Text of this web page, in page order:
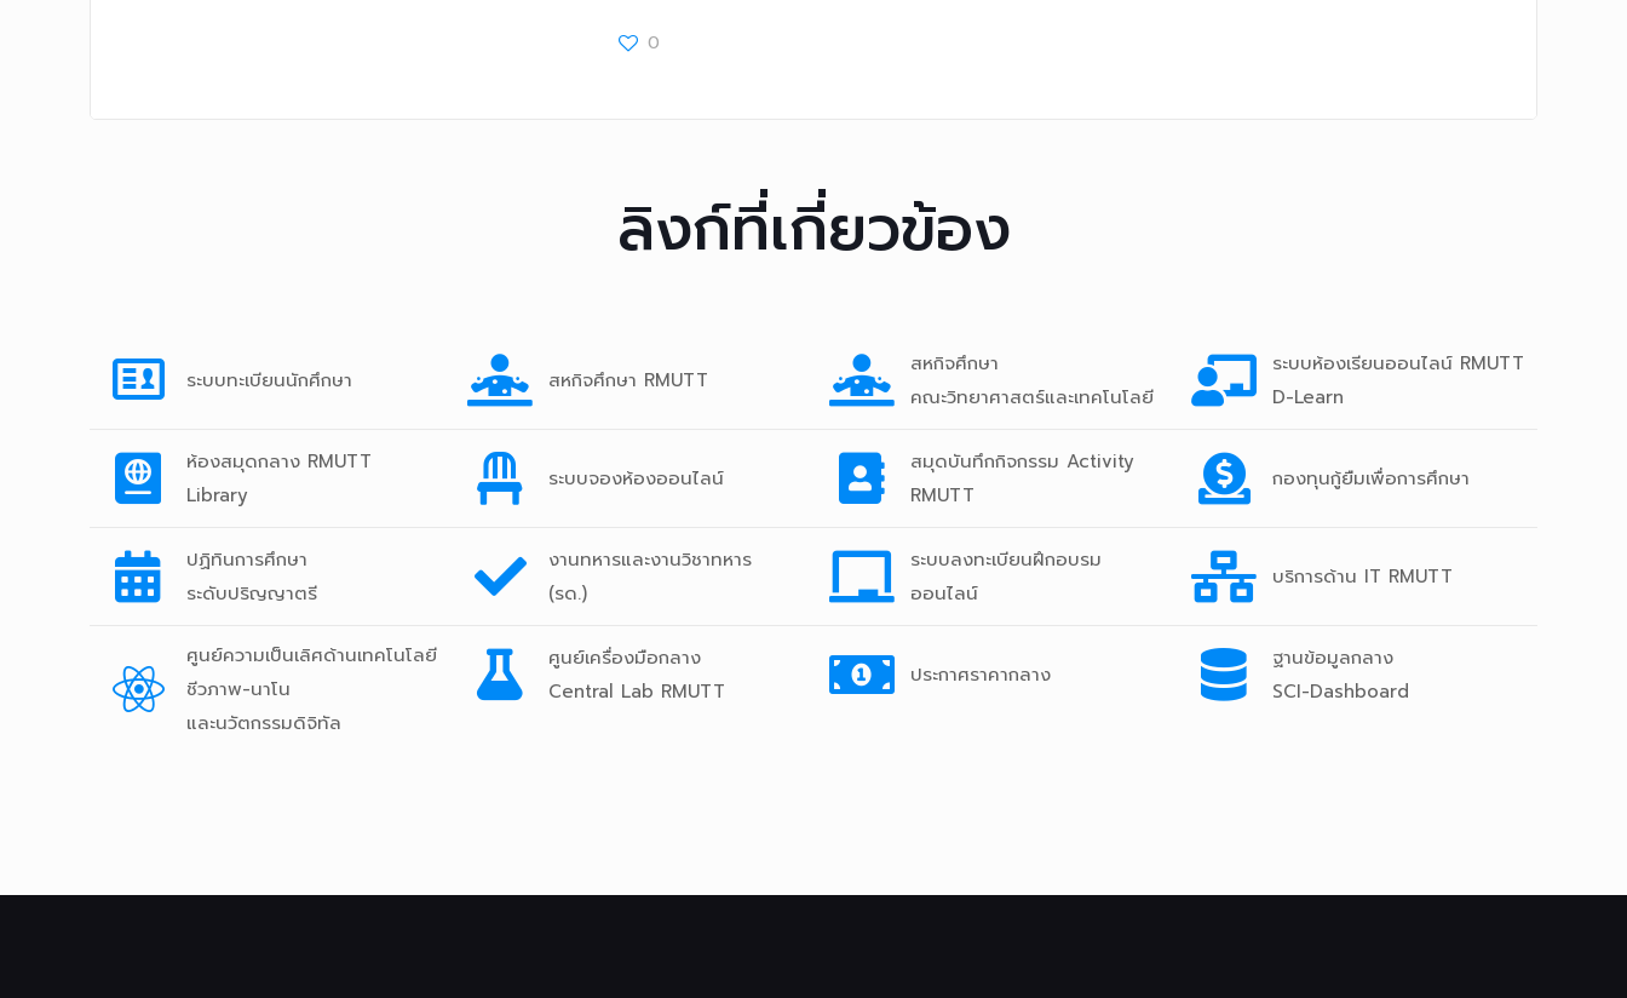
0
ลิงก์ที่เกี่ยวข้อง
ระบบทะเบียนนักศึกษา สหกิจศึกษา RMUTT
สหกิจศึกษา
คณะวิทยาศาสตร์และเทคโนโลยี
ระบบห้องเรียนออนไลน์ RMUTT
D-Learn
ห้องสมุดกลาง RMUTT
Library
ระบบจองห้องออนไลน์
สมุดบันทึกกิจกรรม Activity
RMUTT
กองทุนกู้ยืมเพื่อการศึกษา
ปฏิทินการศึกษา
ระดับปริญญาตรี
งานทหารและงานวิชาทหาร
(รด.)
ระบบลงทะเบียนฝึกอบรม
ออนไลน์
บริการด้าน IT RMUTT
ศูนย์ความเป็นเลิศด้านเทคโนโลยี
ชีวภาพ-นาโน
และนวัตกรรมดิจิทัล
ศูนย์เครื่องมือกลาง
Central Lab RMUTT
ประกาศราคากลาง
ฐานข้อมูลกลาง
SCI-Dashboard